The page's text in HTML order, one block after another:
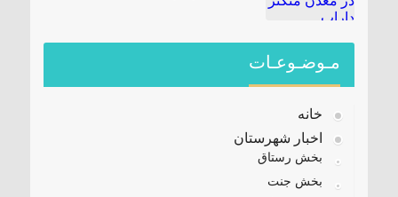
مـوضـوعـات
خانه
اخبار شهرستان
بخش رستاق
بخش جنت